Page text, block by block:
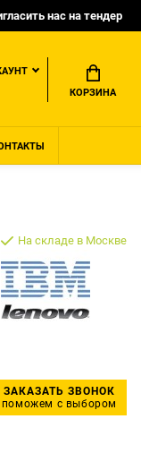
нас на тендер
КОРЗИНА
На складе в Москве
ЗАКАЗАТЬ ЗВОНОК
поможем с выбором